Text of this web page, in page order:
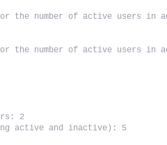
the number of active users in
the number of active users in
2
active and inactive): 5